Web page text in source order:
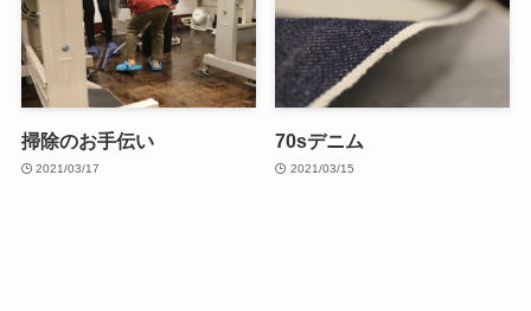
掃除のお手伝い
2021/03/17
70sデニム
2021/03/15